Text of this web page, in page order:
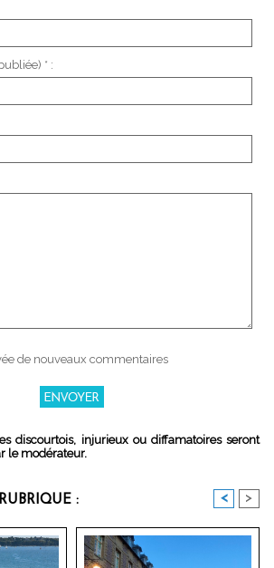
* :
de nouveaux commentaires
discourtois, injurieux ou diffamatoires seront
le modérateur.
: < >